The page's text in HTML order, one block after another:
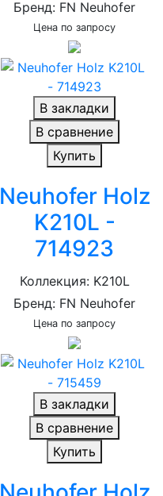
Бренд: FN Neuhofer
Цена по запросу
В закладки
В сравнение
Купить
Neuhofer Holz
K210L -
714923
Коллекция: K210L
Бренд: FN Neuhofer
Цена по запросу
В закладки
В сравнение
Купить